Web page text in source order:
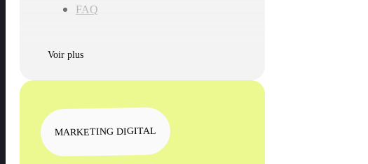
FAQ
Voir plus
MARKETING DIGITAL